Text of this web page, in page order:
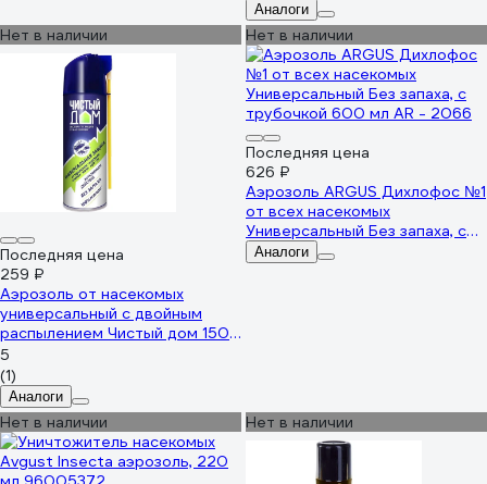
Аналоги
Нет в наличии
Последняя цена
259 ₽
Аэрозоль от насекомых
универсальный с двойным
распылением Чистый дом 150
мл 4601826019861
5
(1)
Аналоги
Нет в наличии
Последняя цена
626 ₽
Аэрозоль ARGUS Дихлофос №1
от всех насекомых
Универсальный Без запаха, с
трубочкой 600 мл AR - 2066
Аналоги
Нет в наличии Нет в наличии